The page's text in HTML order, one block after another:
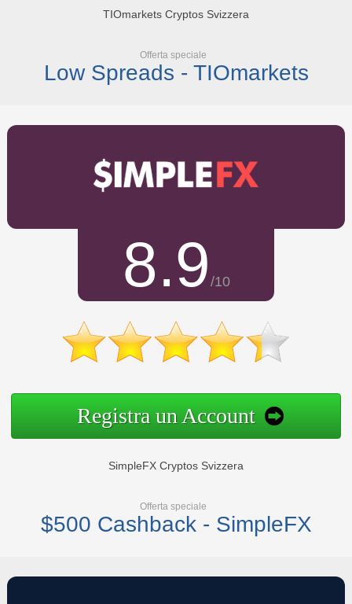
TIOmarkets Cryptos Svizzera
Offerta speciale
Low Spreads - TIOmarkets
8.9 /10
Registra un Account
SimpleFX Cryptos Svizzera
Offerta speciale
$500 Cashback - SimpleFX